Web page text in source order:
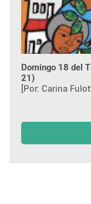
Domingo 18 del
21)
[Por: Carina